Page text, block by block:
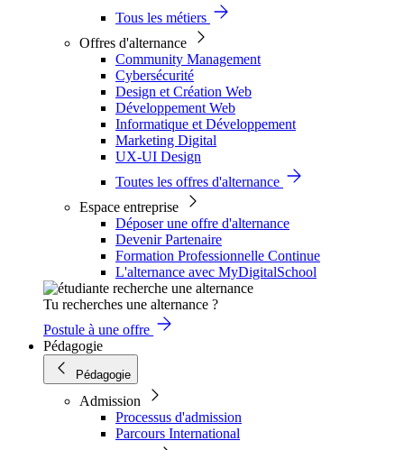
Tous les métiers
Offres d'alternance
Community Management
Cybersécurité
Design et Création Web
Développement Web
Informatique et Développement
Marketing Digital
UX-UI Design
Toutes les offres d'alternance
Espace entreprise
Déposer une offre d'alternance
Devenir Partenaire
Formation Professionnelle Continue
L'alternance avec MyDigitalSchool
Tu recherches une alternance ?
Postule à une offre
Pédagogie
Pédagogie
Admission
Processus d'admission
Parcours International